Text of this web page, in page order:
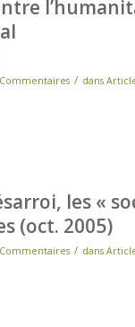
/ dans
les «
(oct. 2005)
/ dans